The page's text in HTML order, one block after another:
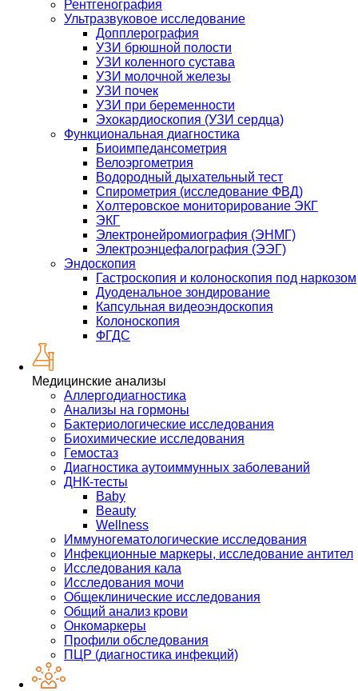
Рентгенография
Ультразвуковое исследование
Допплерография
УЗИ брюшной полости
УЗИ коленного сустава
УЗИ молочной железы
УЗИ почек
УЗИ при беременности
Эхокардиоскопия (УЗИ сердца)
Функциональная диагностика
Биоимпедансометрия
Велоэргометрия
Водородный дыхательный тест
Спирометрия (исследование ФВД)
Холтеровское мониторирование ЭКГ
ЭКГ
Электронейромиография (ЭНМГ)
Электроэнцефалография (ЭЭГ)
Эндоскопия
Гастроскопия и колоноскопия под наркозом
Дуоденальное зондирование
Капсульная видеоэндоскопия
Колоноскопия
ФГДС
Медицинские анализы
Аллергодиагностика
Анализы на гормоны
Бактериологические исследования
Биохимические исследования
Гемостаз
Диагностика аутоиммунных заболеваний
ДНК-тесты
Baby
Beauty
Wellness
Иммуногематологические исследования
Инфекционные маркеры, исследование антител
Исследования кала
Исследования мочи
Общеклинические исследования
Общий анализ крови
Онкомаркеры
Профили обследования
ПЦР (диагностика инфекций)